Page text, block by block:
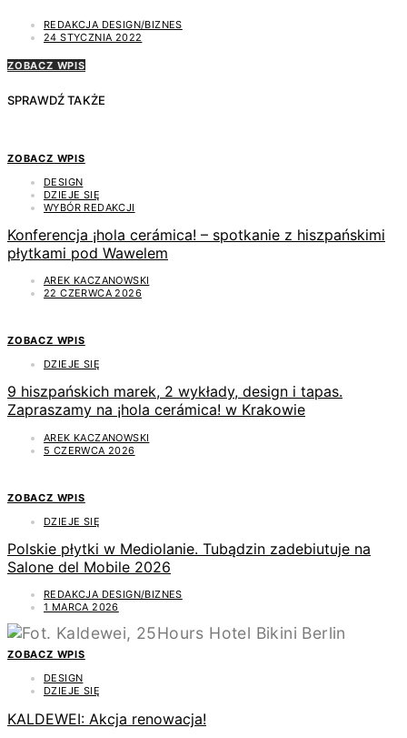
REDAKCJA DESIGN/BIZNES
24 STYCZNIA 2022
ZOBACZ WPIS
SPRAWDŹ TAKŻE
ZOBACZ WPIS
DESIGN
DZIEJE SIĘ
WYBÓR REDAKCJI
Konferencja ¡hola cerámica! – spotkanie z hiszpańskimi
płytkami pod Wawelem
AREK KACZANOWSKI
22 CZERWCA 2026
ZOBACZ WPIS
DZIEJE SIĘ
9 hiszpańskich marek, 2 wykłady, design i tapas.
Zapraszamy na ¡hola cerámica! w Krakowie
AREK KACZANOWSKI
5 CZERWCA 2026
ZOBACZ WPIS
DZIEJE SIĘ
Polskie płytki w Mediolanie. Tubądzin zadebiutuje na
Salone del Mobile 2026
REDAKCJA DESIGN/BIZNES
1 MARCA 2026
ZOBACZ WPIS
DESIGN
DZIEJE SIĘ
KALDEWEI: Akcja renowacja!